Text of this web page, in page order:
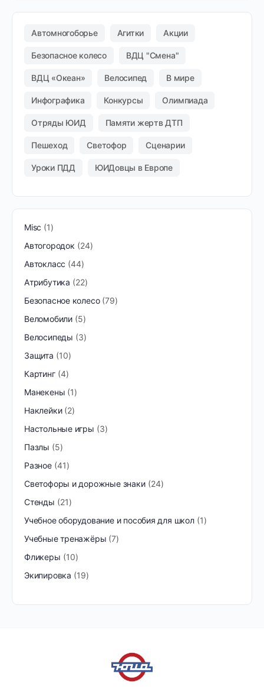
Автомногоборье Агитки Акции
Безопасное колесо ВДЦ "Смена"
ВДЦ «Океан» Велосипед В мире
Инфографика Конкурсы Олимпиада
Отряды ЮИД Памяти жертв ДТП
Пешеход Светофор Сценарии
Уроки ПДД ЮИДовцы в Европе
Misc
1
Автогородок
24
Автокласс 44
Атрибутика
22
Безопасное колесо 79
Веломобили 5
Велосипеды
3
Защита
10
Картинг 4
Манекены 1
Наклейки 2
Настольные игры
3
Пазлы
5
Разное 41
Светофоры и дорожные знаки
24
Стенды
21
Учебное оборудование и пособия для школ 1
Учебные тренажёры 7
Фликеры
10
Экипировка
19